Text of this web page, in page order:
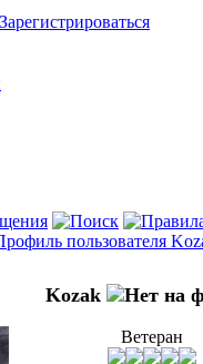
Зарегистрироваться
пользователя
Kozak
Ветеран